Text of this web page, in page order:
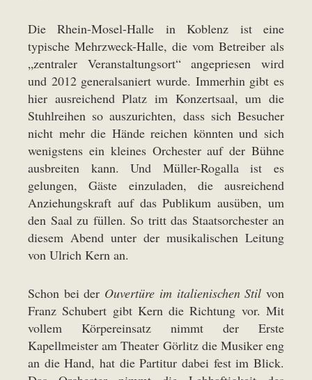
Die Rhein-Mosel-Halle in Koblenz ist eine
typische Mehrzweck-Halle, die vom Betreiber als
„zentraler Veranstaltungsort“ angepriesen wird
und 2012 generalsaniert wurde. Immerhin gibt es
hier ausreichend Platz im Konzertsaal, um die
Stuhlreihen so auszurichten, dass sich Besucher
nicht mehr die Hände reichen könnten und sich
wenigstens ein kleines Orchester auf der Bühne
ausbreiten kann. Und Müller-Rogalla ist es
gelungen, Gäste einzuladen, die ausreichend
Anziehungskraft auf das Publikum ausüben, um
den Saal zu füllen. So tritt das Staatsorchester an
diesem Abend unter der musikalischen Leitung
von Ulrich Kern an.
Schon bei der Ouvertüre im italienischen Stil von
Franz Schubert gibt Kern die Richtung vor. Mit
vollem Körpereinsatz nimmt der Erste
Kapellmeister am Theater Görlitz die Musiker eng
an die Hand, hat die Partitur dabei fest im Blick.